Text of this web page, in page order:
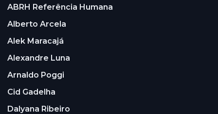
ABRH Referência Humana
Alberto Arcela
Alek Maracajá
Alexandre Luna
Arnaldo Poggi
Cid Gadelha
Dalyana Ribeiro